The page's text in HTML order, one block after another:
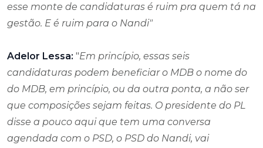
esse monte de candidaturas é ruim pra quem tá na
gestão. E é ruim para o Nandi"
Adelor Lessa: "Em princípio, essas seis
candidaturas podem beneficiar o MDB o nome do
do MDB, em princípio, ou da outra ponta, a não ser
que composições sejam feitas. O presidente do PL
disse a pouco aqui que tem uma conversa
agendada com o PSD, o PSD do Nandi, vai